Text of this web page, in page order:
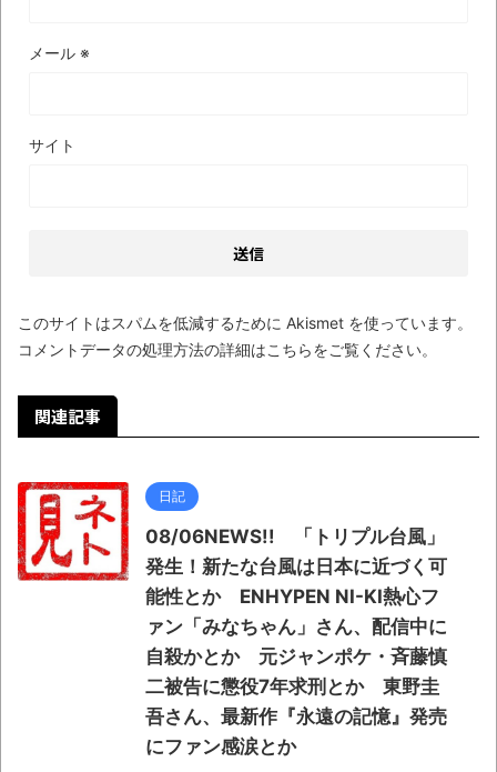
メール ※
サイト
このサイトはスパムを低減するために Akismet を使っています。
コメントデータの処理方法の詳細はこちらをご覧ください。
関連記事
日記
08/06NEWS!! 「トリプル台風」
発生！新たな台風は日本に近づく可
能性とか ENHYPEN NI-KI熱心フ
ァン「みなちゃん」さん、配信中に
自殺かとか 元ジャンポケ・斉藤慎
二被告に懲役7年求刑とか 東野圭
吾さん、最新作『永遠の記憶』発売
にファン感涙とか